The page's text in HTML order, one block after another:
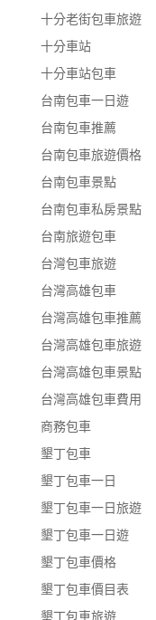
十分老街包車旅遊
十分車站
十分車站包車
台南包車一日遊
台南包車推薦
台南包車旅遊價格
台南包車景點
台南包車私房景點
台南旅遊包車
台灣包車旅遊
台灣高雄包車
台灣高雄包車推薦
台灣高雄包車旅遊
台灣高雄包車景點
台灣高雄包車費用
商務包車
墾丁包車
墾丁包車一日
墾丁包車一日旅遊
墾丁包車一日遊
墾丁包車價格
墾丁包車價目表
墾丁包車旅遊